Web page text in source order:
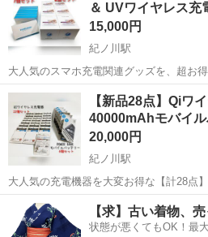
＆ UVワイヤレス
15,000円
紀ノ川駅
大人気のスマホ充電関連グッズを、超お
め売りセットです。 個人での普段使い・ストック用としてはもちろ
ん、ご家族・ご友人とのシェア、オフィ
景品やノベルティ、フリマでの転売用...
和歌山 和歌山市 紀ノ川駅 その
【新品28点】Qiワ
40000mAhモバイ
20,000円
紀ノ川駅
大人気の充電機器を大変お得な【計28点
として出品いたします。 すべて【新品・
【セット内容】 ① Qiワイヤレス充電器（Owltech社製など）22個セッ
ト 【状態】 ...
和歌山 和歌山市 紀ノ川駅 その他
【求】古い着物、
状態が悪くてもOK！最